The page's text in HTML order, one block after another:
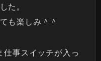
た。
も楽しみ＾＾
事スイッチが入っ